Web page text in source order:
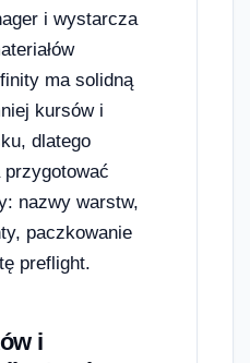
i wystarcza
ma solidną
kursów i
dlatego
przygotować
nazwy warstw,
paczkowanie
preflight.
i